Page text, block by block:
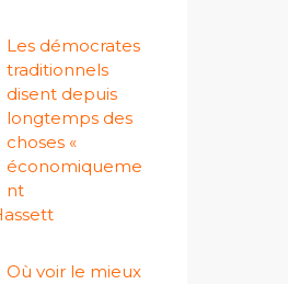
Les démocrates
traditionnels
disent depuis
longtemps des
choses «
économiqueme
nt
Où voir le mieux